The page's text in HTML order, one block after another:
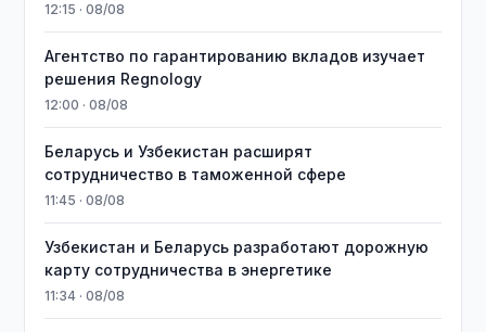
12:15 · 08/08
Агентство по гарантированию вкладов изучает
решения Regnology
12:00 · 08/08
Беларусь и Узбекистан расширят
сотрудничество в таможенной сфере
11:45 · 08/08
Узбекистан и Беларусь разработают дорожную
карту сотрудничества в энергетике
11:34 · 08/08